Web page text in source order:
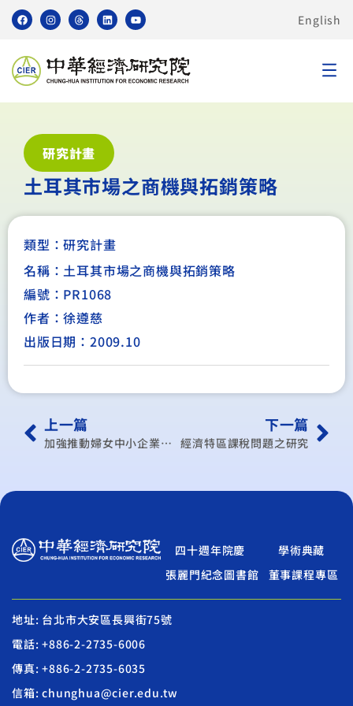
English
研究計畫
土耳其市場之商機與拓銷策略
類型：研究計畫
名稱：土耳其市場之商機與拓銷策略
編號：PR1068
作者：徐遵慈
出版日期：2009.10
上一篇
加強推動婦女中小企業參與服務貿易初探-以加盟連鎖事業為例
下一篇
經濟特區課稅問題之研究
四十週年院慶
學術典藏
張麗門紀念圖書館
董事課程專區
地址: 台北市大安區長興街75號
電話: +886-2-2735-6006
傳真: +886-2-2735-6035
信箱: chunghua@cier.edu.tw